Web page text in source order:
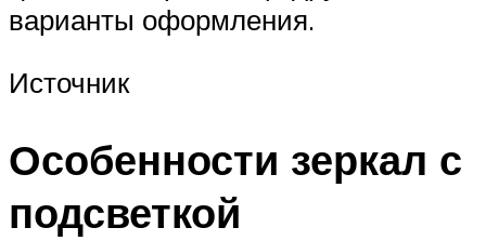
варианты оформления.
Источник
Особенности зеркал с
подсветкой